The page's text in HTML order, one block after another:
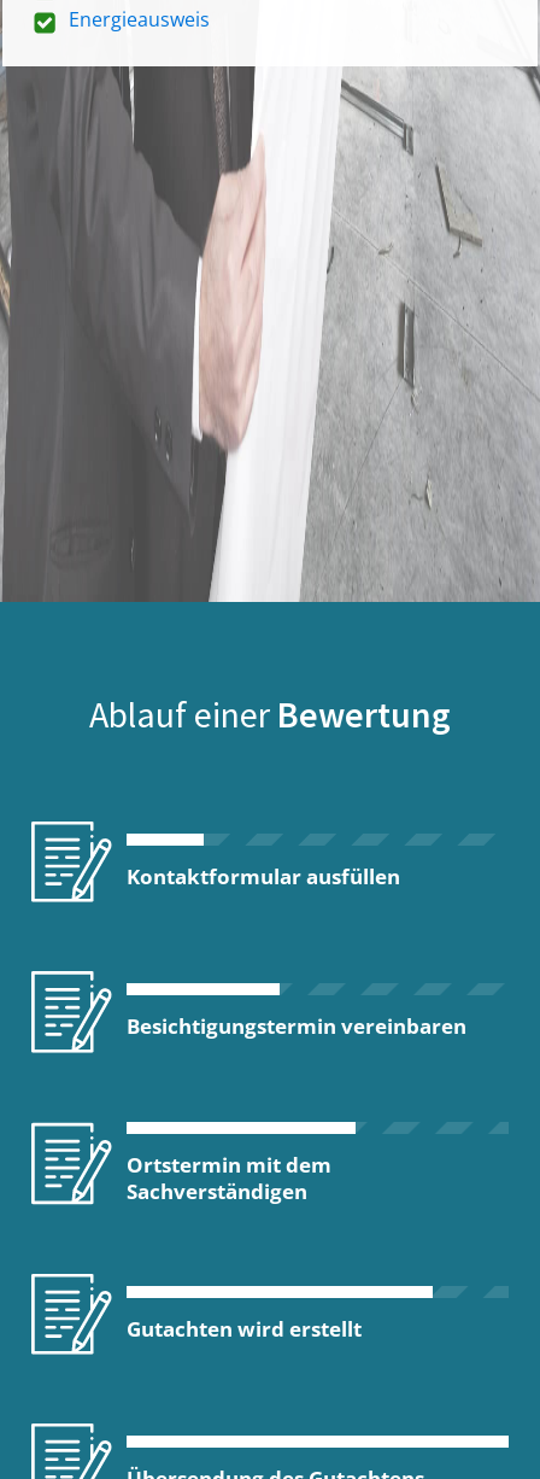
Energieausweis
Ablauf einer Bewertung
Kontaktformular ausfüllen
Besichtigungstermin vereinbaren
Ortstermin mit dem
Sachverständigen
Gutachten wird erstellt